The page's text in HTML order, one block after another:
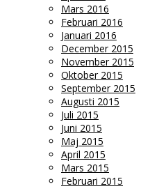
Mars 2016
Februari 2016
Januari 2016
December 2015
November 2015
Oktober 2015
September 2015
Augusti 2015
Juli 2015
Juni 2015
Maj 2015
April 2015
Mars 2015
Februari 2015